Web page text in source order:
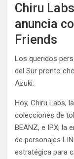
Chiru
anuncia
Friends
Los queridos
del Sur pronto
Azuki.
Hoy, Chiru Labs,
colecciones de
BEANZ, e IPX, la
de personajes
estratégica para